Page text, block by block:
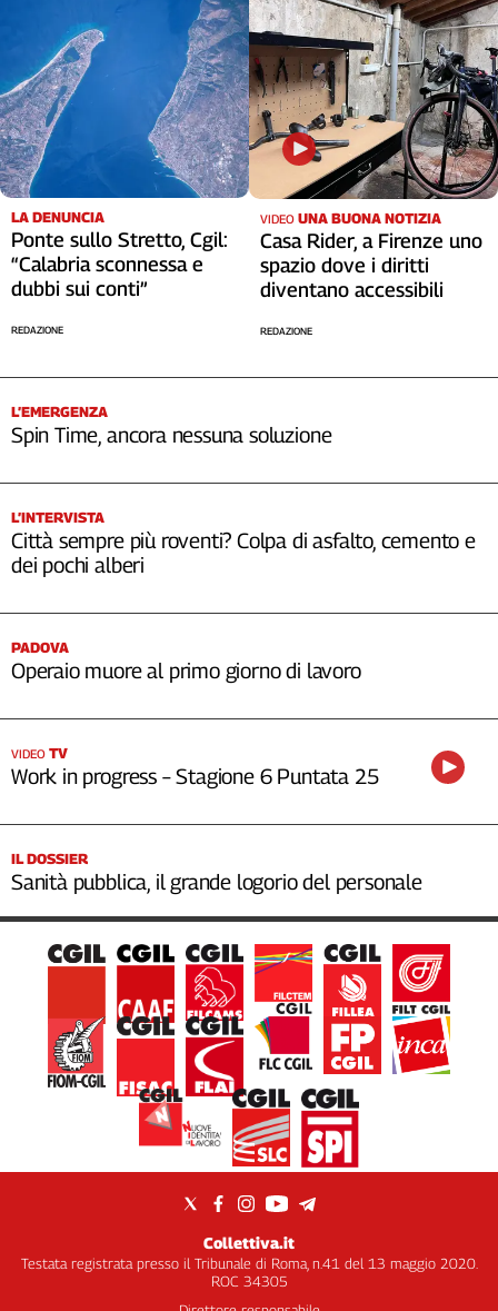
Newsletter
Social
LA DENUNCIA
Ponte sullo Stretto, Cgil:
“Calabria sconnessa e
dubbi sui conti”
REDAZIONE
VIDEO UNA BUONA NOTIZIA
Casa Rider, a Firenze uno
spazio dove i diritti
diventano accessibili
REDAZIONE
L’EMERGENZA
Spin Time, ancora nessuna soluzione
L’INTERVISTA
Città sempre più roventi? Colpa di asfalto, cemento e
dei pochi alberi
PADOVA
Operaio muore al primo giorno di lavoro
VIDEO TV
Work in progress – Stagione 6 Puntata 25
IL DOSSIER
Sanità pubblica, il grande logorio del personale
Collettiva.it
Testata registrata presso il Tribunale di Roma, n.41 del 13 maggio 2020.
ROC 34305